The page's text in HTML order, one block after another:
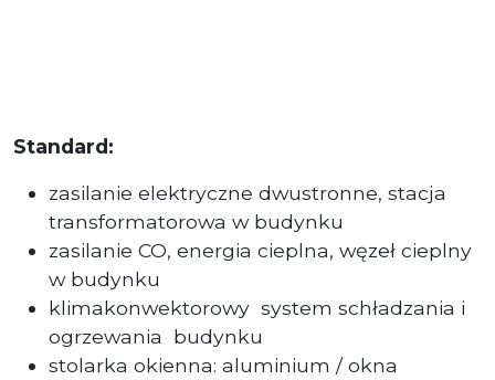
Standard:
zasilanie elektryczne dwustronne, stacja
transformatorowa w budynku
zasilanie CO, energia cieplna, węzeł cieplny
w budynku
klimakonwektorowy system schładzania i
ogrzewania budynku
stolarka okienna: aluminium / okna